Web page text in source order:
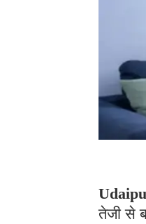
तेजी से